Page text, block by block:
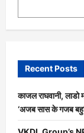
को
होगी
का
दमदार
रोल
है
Recent Posts
काजल राघवानी, लाडो
‘अजब सास के गजब